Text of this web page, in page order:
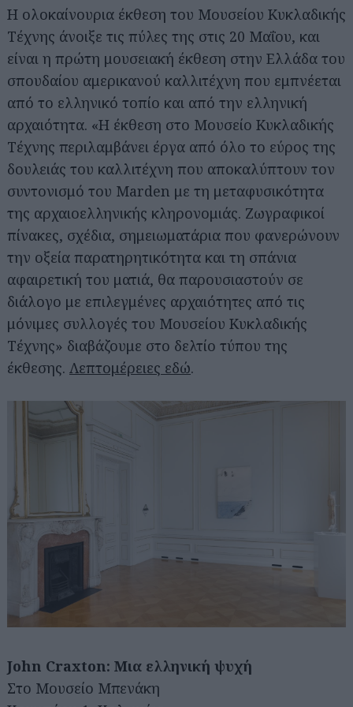
Η ολοκαίνουρια έκθεση του Μουσείου Κυκλαδικής
Τέχνης άνοιξε τις πύλες της στις 20 Μαΐου, και
είναι η πρώτη μουσειακή έκθεση στην Ελλάδα του
σπουδαίου αμερικανού καλλιτέχνη που εμπνέεται
από το ελληνικό τοπίο και από την ελληνική
αρχαιότητα. «Η έκθεση στο Μουσείο Κυκλαδικής
Τέχνης περιλαμβάνει έργα από όλο το εύρος της
δουλειάς του καλλιτέχνη που αποκαλύπτουν τον
συντονισμό του Marden με τη μεταφυσικότητα
της αρχαιοελληνικής κληρονομιάς. Ζωγραφικοί
πίνακες, σχέδια, σημειωματάρια που φανερώνουν
την οξεία παρατηρητικότητα και τη σπάνια
αφαιρετική του ματιά, θα παρουσιαστούν σε
διάλογο με επιλεγμένες αρχαιότητες από τις
μόνιμες συλλογές του Μουσείου Κυκλαδικής
Τέχνης» διαβάζουμε στο δελτίο τύπου της
έκθεσης. Λεπτομέρειες εδώ.
John Craxton: Μια ελληνική ψυχή
Στο Μουσείο Μπενάκη